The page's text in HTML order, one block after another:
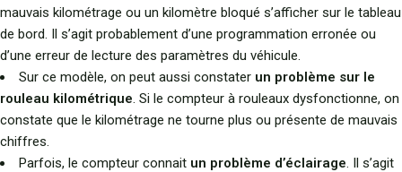
mauvais kilométrage ou un kilomètre bloqué s’afficher sur le tableau
de bord. Il s’agit probablement d’une programmation erronée ou
d’une erreur de lecture des paramètres du véhicule.
Sur ce modèle, on peut aussi constater un problème sur le
rouleau kilométrique. Si le compteur à rouleaux dysfonctionne, on
constate que le kilométrage ne tourne plus ou présente de mauvais
chiffres.
Parfois, le compteur connait un problème d’éclairage. Il s’agit